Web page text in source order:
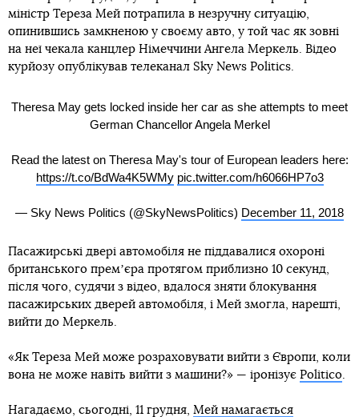
міністр Тереза Мей потрапила в незручну ситуацію,
опинившись замкненою у своєму авто, у той час як зовні
на неї чекала канцлер Німеччини Ангела Меркель. Відео
курйозу опублікував телеканал Sky News Politics.
Theresa May gets locked inside her car as she attempts to meet
German Chancellor Angela Merkel
Read the latest on Theresa May's tour of European leaders here:
https://t.co/BdWa4K5WMy pic.twitter.com/h6066HP7o3
— Sky News Politics (@SkyNewsPolitics) December 11, 2018
Пасажирські двері автомобіля не піддавалися охороні
британського премʼєра протягом приблизно 10 секунд,
після чого, судячи з відео, вдалося зняти блокування
пасажирських дверей автомобіля, і Мей змогла, нарешті,
вийти до Меркель.
«Як Тереза Мей може розраховувати вийти з Європи, коли
вона не може навіть вийти з машини?» — іронізує Politico.
Нагадаємо, сьогодні, 11 грудня, Мей намагається